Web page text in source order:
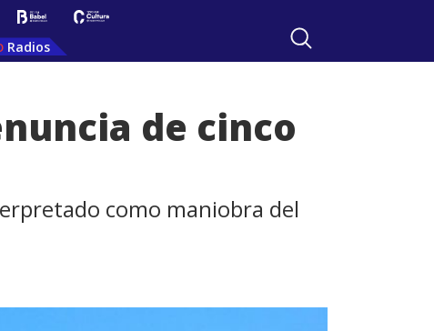
Radios
de cinco
como maniobra del